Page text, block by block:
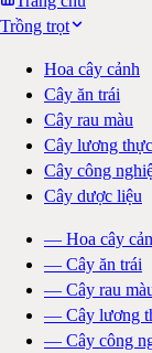
Trồng trọt
Hoa cây cảnh
Cây ăn trái
Cây rau màu
Cây lương thực
Cây công
Cây dược liệu
— Hoa cây
— Cây ăn trái
— Cây rau
— Cây lương
— Cây công